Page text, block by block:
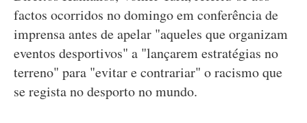
factos ocorridos no domingo em conferência de
imprensa antes de apelar "aqueles que organizam
eventos desportivos" a "lançarem estratégias no
terreno" para "evitar e contrariar" o racismo que
se regista no desporto no mundo.